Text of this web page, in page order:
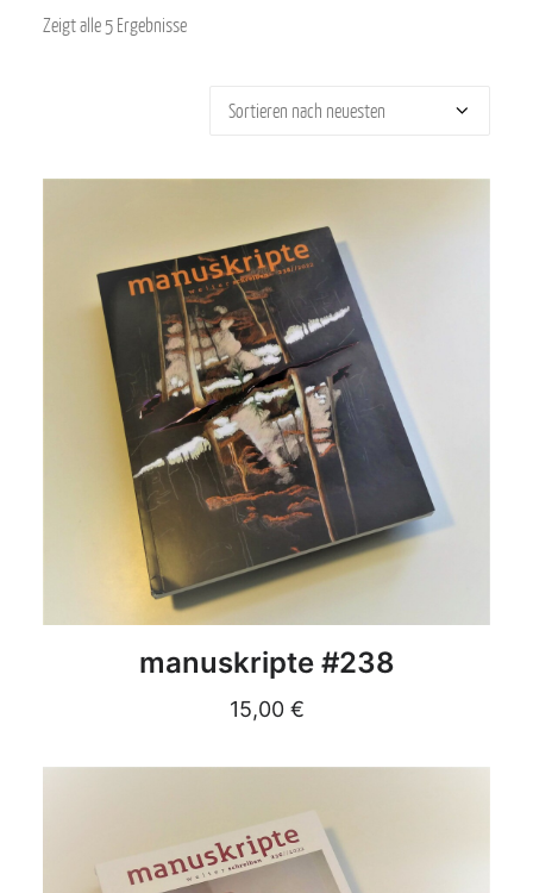
Zeigt alle 5 Ergebnisse
DETAILS
manuskripte #238
15,00 €